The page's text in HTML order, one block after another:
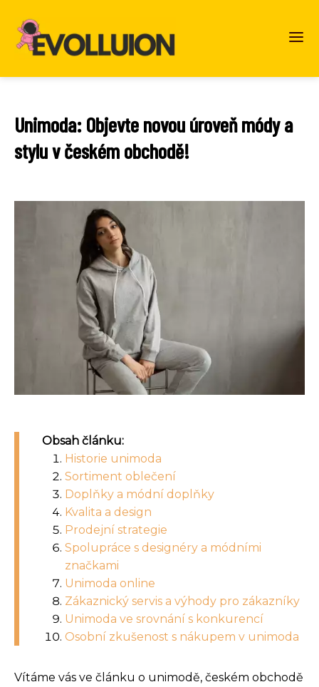
Unimoda: Objevte novou úroveň módy a
stylu v českém obchodě!
Obsah článku:
Historie unimoda
Sortiment oblečení
Doplňky a módní doplňky
Kvalita a design
Prodejní strategie
Spolupráce s designéry a módními
značkami
Unimoda online
Zákaznický servis a výhody pro zákazníky
Unimoda ve srovnání s konkurencí
Osobní zkušenost s nákupem v unimoda
Vítáme vás ve článku o unimodě, českém obchodě